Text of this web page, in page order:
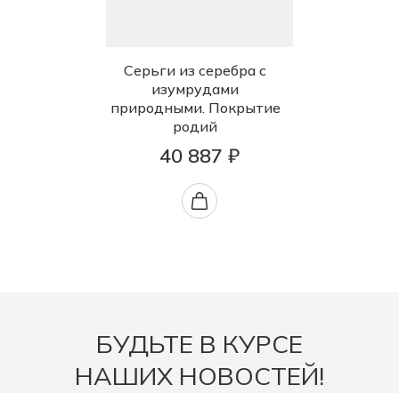
Серьги из серебра с
изумрудами
природными. Покрытие
родий
40 887 ₽
БУДЬТЕ В КУРСЕ
НАШИХ НОВОСТЕЙ!